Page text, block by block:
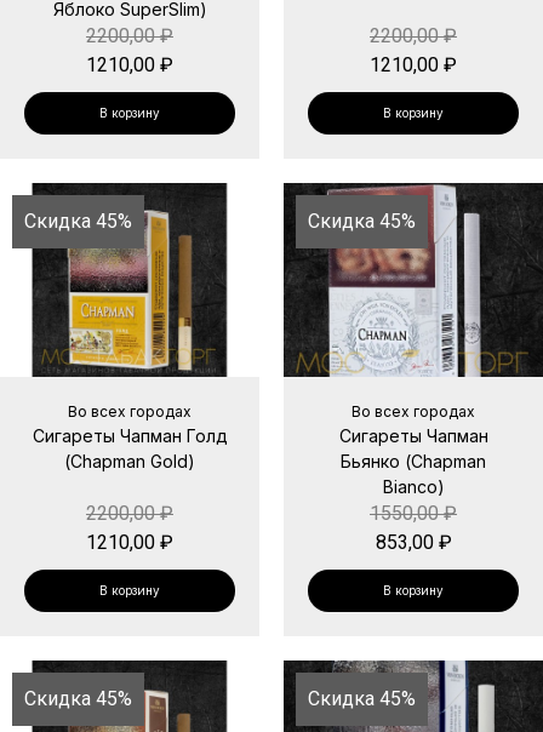
Яблоко SuperSlim)
2200,00₽
1210,00 ₽
В корзину
2200,00₽
1210,00 ₽
В корзину
Скидка 45%
Во всех городах
Сигареты Чапман Голд
(Chapman Gold)
2200,00₽
1210,00 ₽
В корзину
Скидка 45%
Во всех городах
Сигареты Чапман
Бьянко (Chapman
Bianco)
1550,00₽
853,00 ₽
В корзину
Скидка 45% Скидка 45%